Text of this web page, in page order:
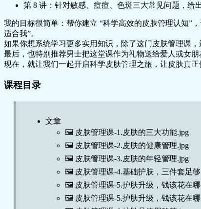
第 8 讲：针对敏感、痘痘、色斑三大常见问题，给
我的目标很简单：帮你建立 “科学高效的皮肤管理认知”
适合我”。
如果你想系统学习更多实用知识，除了这门皮肤管理课
最后，也特别推荐男士把这堂课作为礼物送给爱人或女
现在，就让我们一起开启科学皮肤管理之旅，让皮肤真正
课程目录
文章
🖼️ 皮肤管理课-1.皮肤的三大功能.jpg
🖼️ 皮肤管理课-2.皮肤的健康管理.jpg
🖼️ 皮肤管理课-3.皮肤的年轻管理.jpg
🖼️ 皮肤管理课-4.基础护肤，三件套足够
🖼️ 皮肤管理课-5.护肤升级，钱该花在哪
🖼️ 皮肤管理课-5.护肤升级，钱该花在哪